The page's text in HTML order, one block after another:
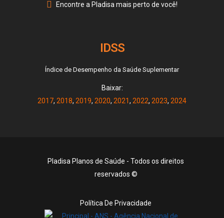
Encontre a Pladisa mais perto de você!
IDSS
Índice de Desempenho da Saúde Suplementar
Baixar:
2017, 2018, 2019, 2020, 2021, 2022, 2023, 2024
Pladisa Planos de Saúde - Todos os direitos
reservados ©
Política De Privacidade